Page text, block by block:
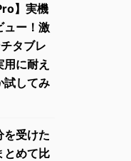
】実機
ュー！激
タブレ
用に耐え
試してみ
を受けた
とめて比